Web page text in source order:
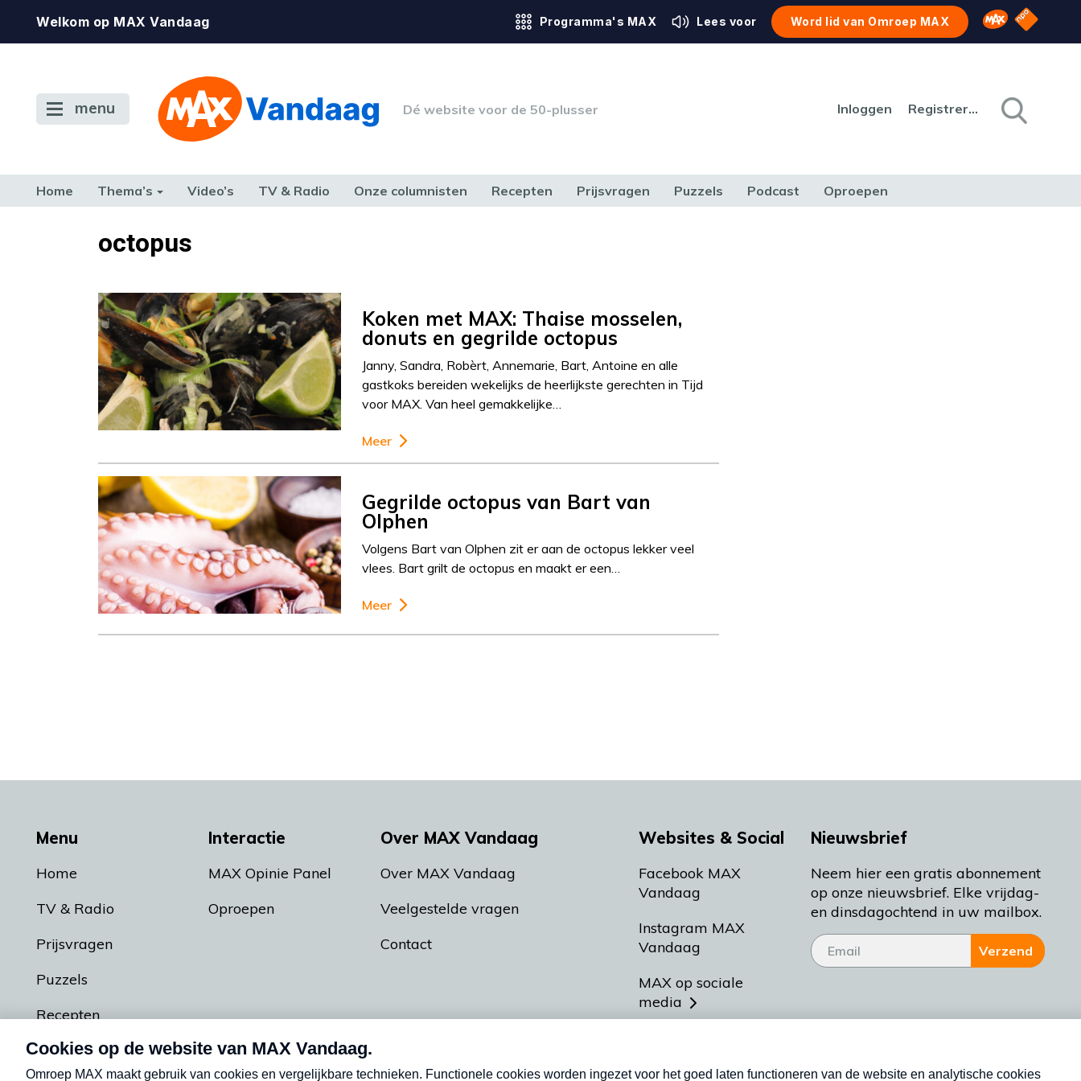
Welkom op MAX Vandaag Programma's MAX Lees voor Word lid van Omroep MAX Omroep MAX
NPO
menu Dé website voor de 50-plusser Inloggen Registreren
Home Thema’s Video’s TV & Radio Onze columnisten Recepten Prijsvragen Puzzels Podcast Oproepen
TERUG NAAR TOENoctopus
Koken met MAX: Thaise mosselen,
donuts en gegrilde octopus
Janny, Sandra, Robèrt, Annemarie, Bart, Antoine en alle
gastkoks bereiden wekelijks de heerlijkste gerechten in Tijd
voor MAX. Van heel gemakkelijke…
Meer
Gegrilde octopus van Bart van
Olphen
Volgens Bart van Olphen zit er aan de octopus lekker veel
vlees. Bart grilt de octopus en maakt er een…
Meer
Menu
Home
TV & Radio
Prijsvragen
Puzzels
Recepten
Podcasts
Interactie
MAX Opinie Panel
Oproepen
Over MAX Vandaag
Over MAX Vandaag
Veelgestelde vragen
Contact
Websites & Social
Facebook MAX
Vandaag
Instagram MAX
Vandaag
MAX op sociale
media
Meldpunt Actueel
Nieuwsbrief
Neem hier een gratis abonnement
op onze nieuwsbrief. Elke vrijdag-
en dinsdagochtend in uw mailbox.
Verzend